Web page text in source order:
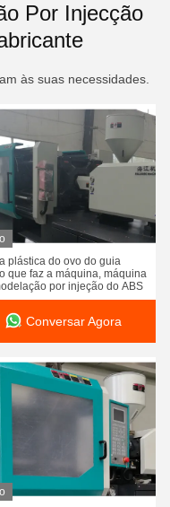
Por Injecção
às suas necessidades.
plástica do ovo do guia
que faz a máquina, máquina
por injeção do ABS
Conversar Agora